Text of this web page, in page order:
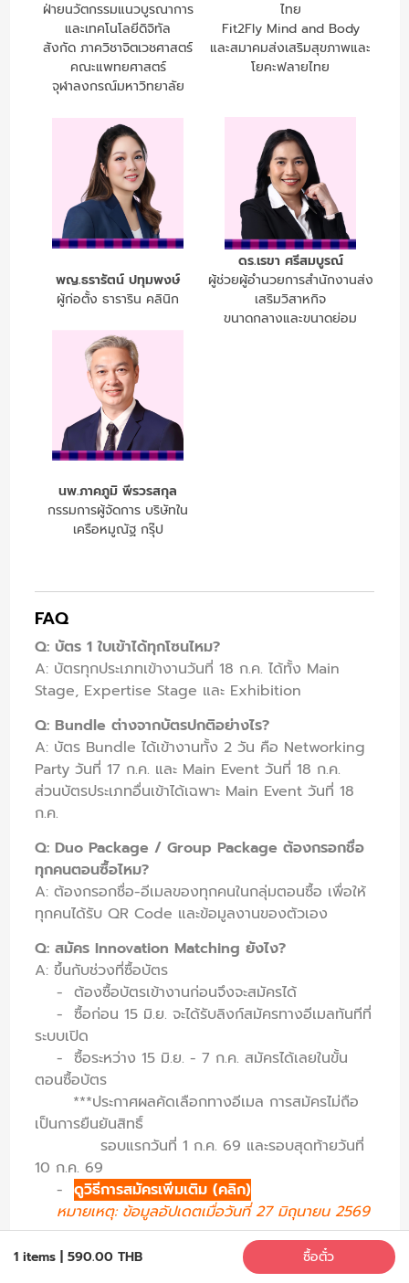
1 items 590.00 THB ซื้อตั๋ว
ฝ่ายนวัตกรรมแนวบูรณาการ
และเทคโนโลยีดิจิทัล
สังกัด ภาควิชาจิตเวชศาสตร์
คณะแพทยศาสตร์
จุฬาลงกรณ์มหาวิทยาลัย
ไทย
Fit2Fly Mind and Body
และสมาคมส่งเสริมสุขภาพและ
โยคะฟลายไทย
พญ.ธรารัตน์ ปทุมพงษ์
ผู้ก่อตั้ง ธาราริน คลินิก
ดร.เรขา ศรีสมบูรณ์
ผู้ช่วยผู้อำนวยการสำนักงานส่ง
เสริมวิสาหกิจ
ขนาดกลางและขนาดย่อม
นพ.ภาคภูมิ พีรวรสกุล
กรรมการผู้จัดการ บริษัทใน
เครือหมูณัฐ กรุ๊ป
FAQ
Q: บัตร 1 ใบเข้าได้ทุกโซนไหม?
A: บัตรทุกประเภทเข้างานวันที่ 18 ก.ค. ได้ทั้ง Main
Stage, Expertise Stage และ Exhibition
Q: Bundle ต่างจากบัตรปกติอย่างไร?
A: บัตร Bundle ได้เข้างานทั้ง 2 วัน คือ Networking
Party วันที่ 17 ก.ค. และ Main Event วันที่ 18 ก.ค.
ส่วนบัตรประเภทอื่นเข้าได้เฉพาะ Main Event วันที่ 18
ก.ค.
Q: Duo Package / Group Package ต้องกรอกชื่อ
ทุกคนตอนซื้อไหม?
A: ต้องกรอกชื่อ-อีเมลของทุกคนในกลุ่มตอนซื้อ เพื่อให้
ทุกคนได้รับ QR Code และข้อมูลงานของตัวเอง
Q: สมัคร Innovation Matching ยังไง?
A: ขึ้นกับช่วงที่ซื้อบัตร
- ต้องซื้อบัตรเข้างานก่อนจึงจะสมัครได้
- ซื้อก่อน 15 มิ.ย. จะได้รับลิงก์สมัครทางอีเมลทันทีที่
ระบบเปิด
- ซื้อระหว่าง 15 มิ.ย. - 7 ก.ค. สมัครได้เลยในขั้น
ตอนซื้อบัตร
***ประกาศผลคัดเลือกทางอีเมล การสมัครไม่ถือ
เป็นการยืนยันสิทธิ์
รอบแรกวันที่ 1 ก.ค. 69 และรอบสุดท้ายวันที่
10 ก.ค. 69
-ดูวิธีการสมัครเพิ่มเติม (คลิก)
หมายเหตุ: ข้อมูลอัปเดตเมื่อวันที่ 27 มิถุนายน 2569
Q: ซื้อบัตรหลัง 7 ก.ค. แล้วอยากสมัคร Matching ได้
ไหม?